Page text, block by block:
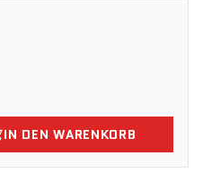
IN DEN WARENKORB